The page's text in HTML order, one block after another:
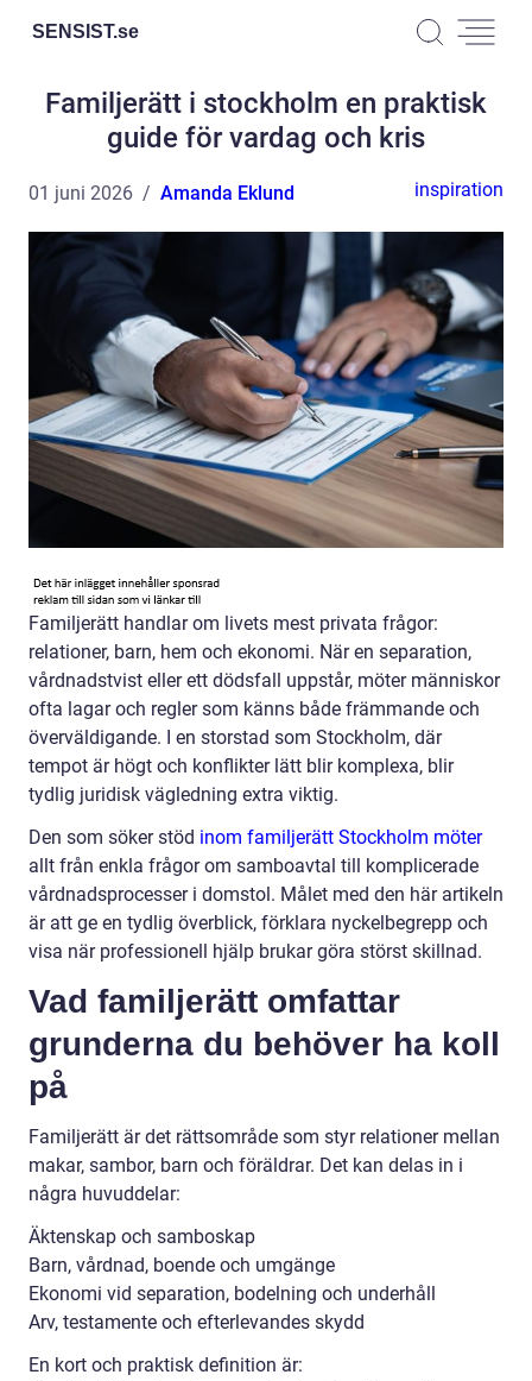
SENSIST.se
Familjerätt i stockholm en praktisk
guide för vardag och kris
01 juni 2026 Amanda Eklund inspiration
Familjerätt handlar om livets mest privata frågor:
relationer, barn, hem och ekonomi. När en separation,
vårdnadstvist eller ett dödsfall uppstår, möter människor
ofta lagar och regler som känns både främmande och
överväldigande. I en storstad som Stockholm, där
tempot är högt och konflikter lätt blir komplexa, blir
tydlig juridisk vägledning extra viktig.
Den som söker stöd inom familjerätt Stockholm möter
allt från enkla frågor om samboavtal till komplicerade
vårdnadsprocesser i domstol. Målet med den här artikeln
är att ge en tydlig överblick, förklara nyckelbegrepp och
visa när professionell hjälp brukar göra störst skillnad.
Vad familjerätt omfattar
grunderna du behöver ha koll
på
Familjerätt är det rättsområde som styr relationer mellan
makar, sambor, barn och föräldrar. Det kan delas in i
några huvuddelar:
Äktenskap och samboskap
Barn, vårdnad, boende och umgänge
Ekonomi vid separation, bodelning och underhåll
Arv, testamente och efterlevandes skydd
En kort och praktisk definition är: